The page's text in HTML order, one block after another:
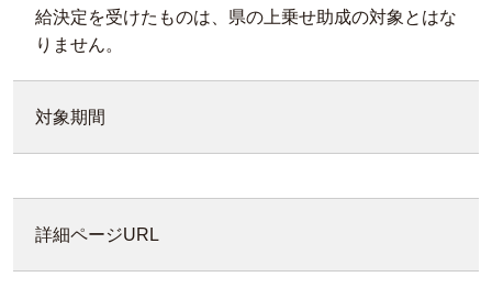
給決定を受けたものは、県の上乗せ助成の対象とはな
りません。
対象期間
詳細ページURL